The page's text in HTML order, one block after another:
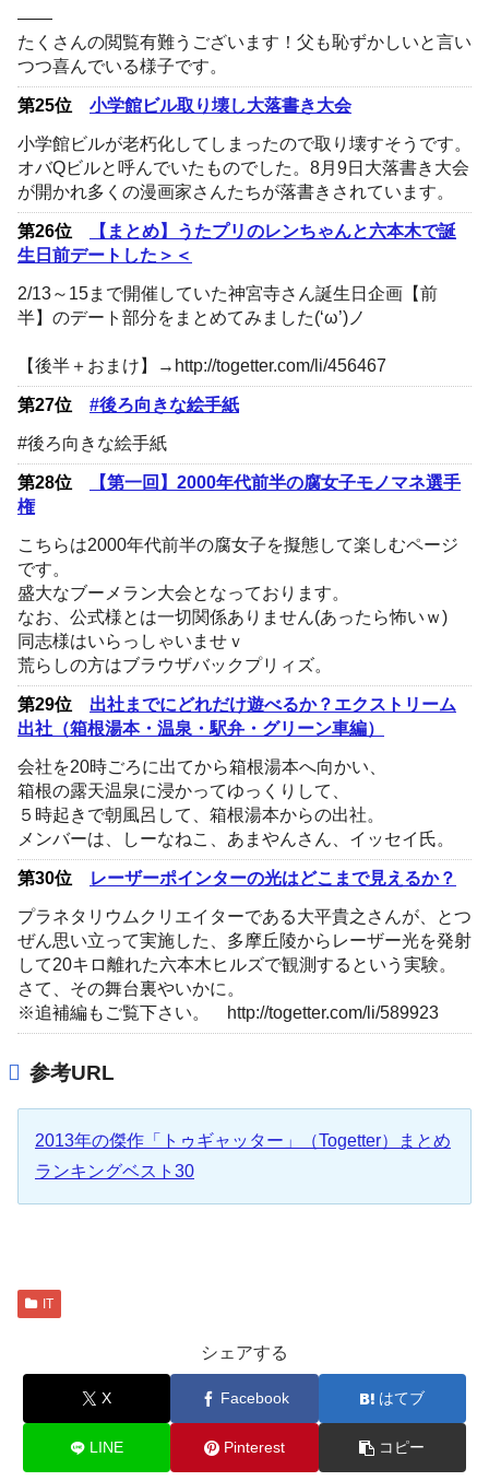
——
たくさんの閲覧有難うございます！父も恥ずかしいと言い
つつ喜んでいる様子です。
第25位 小学館ビル取り壊し大落書き大会
小学館ビルが老朽化してしまったので取り壊すそうです。
オバQビルと呼んでいたものでした。8月9日大落書き大会
が開かれ多くの漫画家さんたちが落書きされています。
第26位
【まとめ】うたプリのレンちゃんと六本木で誕
生日前デートした＞＜
2/13～15まで開催していた神宮寺さん誕生日企画【前
半】のデート部分をまとめてみました(‘ω’)ノ
【後半＋おまけ】→http://togetter.com/li/456467
第27位 #後ろ向きな絵手紙
#後ろ向きな絵手紙
第28位
【第一回】2000年代前半の腐女子モノマネ選手
権
こちらは2000年代前半の腐女子を擬態して楽しむページ
です。
盛大なブーメラン大会となっております。
なお、公式様とは一切関係ありません(あったら怖いｗ)
同志様はいらっしゃいませｖ
荒らしの方はブラウザバックプリィズ。
第29位 出社までにどれだけ遊べるか？エクストリーム
出社（箱根湯本・温泉・駅弁・グリーン車編）
会社を20時ごろに出てから箱根湯本へ向かい、
箱根の露天温泉に浸かってゆっくりして、
５時起きで朝風呂して、箱根湯本からの出社。
メンバーは、しーなねこ、あまやんさん、イッセイ氏。
第30位 レーザーポインターの光はどこまで見えるか？
プラネタリウムクリエイターである大平貴之さんが、とつ
ぜん思い立って実施した、多摩丘陵からレーザー光を発射
して20キロ離れた六本木ヒルズで観測するという実験。
さて、その舞台裏やいかに。
※追補編もご覧下さい。 http://togetter.com/li/589923
参考URL
2013年の傑作「トゥギャッター」（Togetter）まとめ
ランキングベスト30
IT
シェアする
X Facebook はてブ
LINE Pinterest コピー